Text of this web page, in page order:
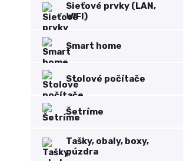
Sieťové prvky (LAN,
WIFI)
Smart home
Stolové počítače
Šetríme
Tašky, obaly, boxy,
púzdra